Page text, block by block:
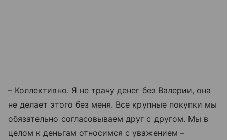
– Коллективно. Я не трачу денег без Валерии, она
не делает этого без меня. Все крупные покупки мы
обязательно согласовываем друг с другом. Мы в
целом к деньгам относимся с уважением –